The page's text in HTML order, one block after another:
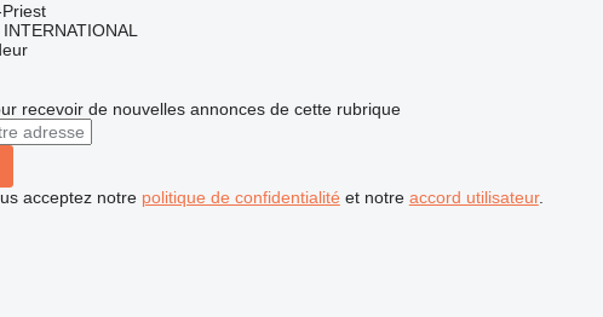
recevoir de nouvelles annonces de cette rubrique
acceptez notre politique de confidentialité et notre accord utilisateur.